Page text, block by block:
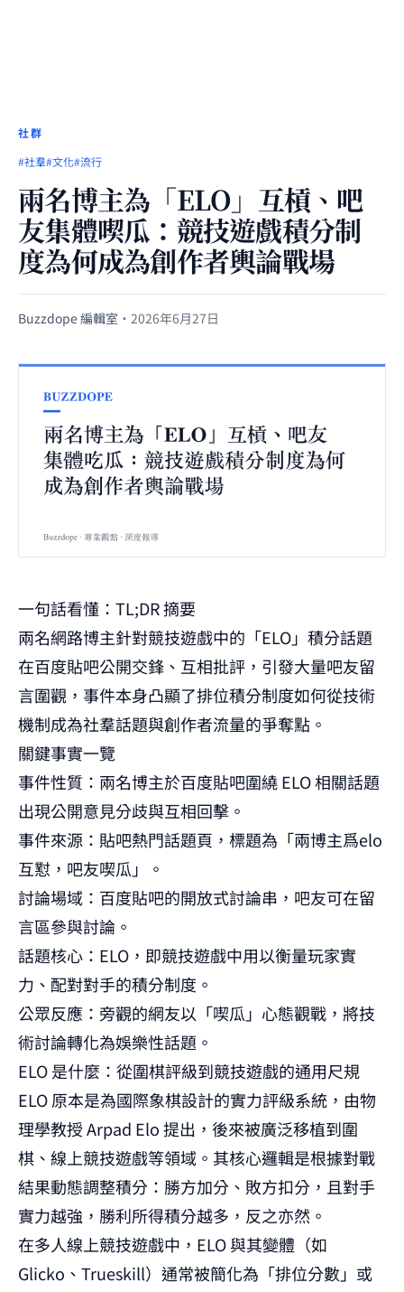
社群
#社羣#文化#流行
兩名博主為「ELO」互槓、吧
友集體喫瓜：競技遊戲積分制
度為何成為創作者輿論戰場
Buzzdope 編輯室 · 2026年6月27日
一句話看懂：TL;DR 摘要
兩名網路博主針對競技遊戲中的「ELO」積分話題
在百度貼吧公開交鋒、互相批評，引發大量吧友留
言圍觀，事件本身凸顯了排位積分制度如何從技術
機制成為社羣話題與創作者流量的爭奪點。
關鍵事實一覽
事件性質：兩名博主於百度貼吧圍繞 ELO 相關話題
出現公開意見分歧與互相回擊。
事件來源：貼吧熱門話題頁，標題為「兩博主爲elo
互懟，吧友喫瓜」。
討論場域：百度貼吧的開放式討論串，吧友可在留
言區參與討論。
話題核心：ELO，即競技遊戲中用以衡量玩家實
力、配對對手的積分制度。
公眾反應：旁觀的網友以「喫瓜」心態觀戰，將技
術討論轉化為娛樂性話題。
ELO 是什麼：從圍棋評級到競技遊戲的通用尺規
ELO 原本是為國際象棋設計的實力評級系統，由物
理學教授 Arpad Elo 提出，後來被廣泛移植到圍
棋、線上競技遊戲等領域。其核心邏輯是根據對戰
結果動態調整積分：勝方加分、敗方扣分，且對手
實力越強，勝利所得積分越多，反之亦然。
在多人線上競技遊戲中，ELO 與其變體（如
Glicko、Trueskill）通常被簡化為「排位分數」或